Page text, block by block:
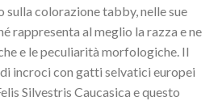
colorazione tabby, nelle sue
rappresenta al meglio la razza e ne
e le peculiarità morfologiche. Il
incroci con gatti selvatici europei
Silvestris Caucasica e questo